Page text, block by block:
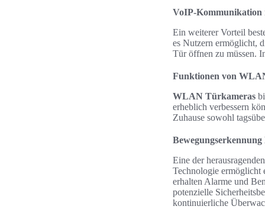
VoIP-Kommunikation
Ein weiterer Vorteil
es Nutzern ermöglicht,
Tür öffnen zu müssen.
Funktionen von
WLAN Türkameras
erheblich verbessern
Zuhause sowohl
Eine der
Technologie ermöglicht
erhalten Alarme und
potenzielle
kontinuierliche